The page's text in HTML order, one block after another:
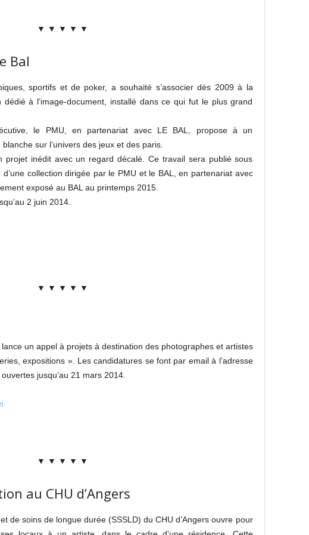
▼ ▼ ▼ ▼ ▼
Bal
sportifs et de poker, a souhaité s’associer dès 2009 à la
dédié à l’image-document, installé dans ce qui fut le plus grand
le PMU, en partenariat avec LE BAL, propose à un
sur l’univers des jeux et des paris.
projet inédit avec un regard décalé. Ce travail sera publié sous
collection dirigée par le PMU et le BAL, en partenariat avec
exposé au BAL au printemps 2015.
2 juin 2014.
▼ ▼ ▼ ▼ ▼
un appel à projets à destination des photographes et artistes
expositions ». Les candidatures se font par email à l’adresse
jusqu’au 21 mars 2014.
▼ ▼ ▼ ▼ ▼
au CHU d’Angers
de soins de longue durée (SSSLD) du CHU d’Angers ouvre pour